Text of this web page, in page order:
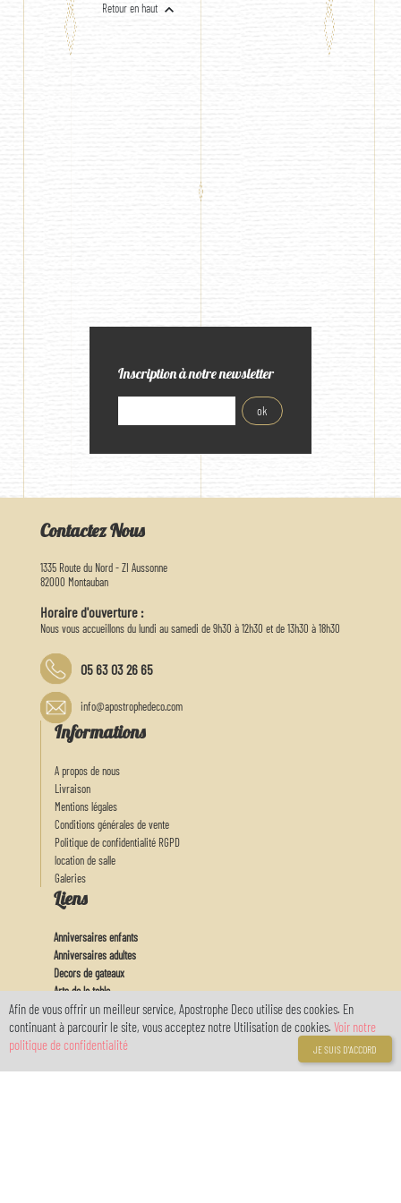
Retour en haut 
Inscription à notre newsletter
Contactez Nous
1335 Route du Nord - ZI Aussonne
82000 Montauban
Horaire d'ouverture :
Nous vous accueillons du lundi au samedi de 9h30 à 12h30 et de 13h30 à 18h30
05 63 03 26 65
info@apostrophedeco.com
Informations
A propos de nous
Livraison
Mentions légales
Conditions générales de vente
Politique de confidentialité RGPD
location de salle
Galeries
Liens
Anniversaires enfants
Anniversaires adultes
Decors de gateaux
Arts de la table
Actu
Feux d'artifices
Baby
Afin de vous offrir un meilleur service, Apostrophe Deco utilise des cookies. En
continuant à parcourir le site, vous acceptez notre Utilisation de cookies. Voir notre
politique de confidentialité
JE SUIS D'ACCORD